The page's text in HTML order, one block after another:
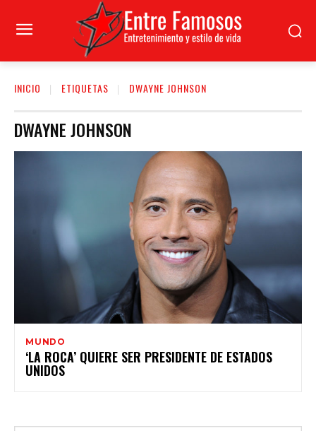
INICIO ETIQUETAS DWAYNE JOHNSON
DWAYNE JOHNSON
MUNDO
‘LA ROCA’ QUIERE SER PRESIDENTE DE ESTADOS
UNIDOS